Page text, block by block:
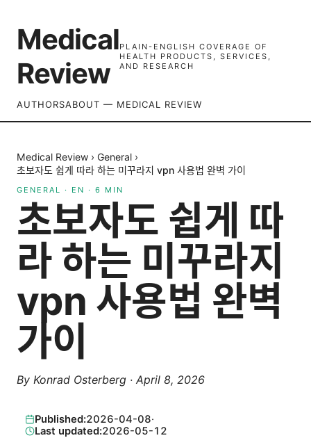
Medical
Review
PLAIN-ENGLISH COVERAGE OF
HEALTH PRODUCTS, SERVICES,
AND RESEARCH
AUTHORSABOUT — MEDICAL REVIEW
Medical Review › General ›
초보자도 쉽게 따라 하는 미꾸라지 vpn 사용법 완벽 가이
GENERAL · EN · 6 MIN
초보자도 쉽게 따
라 하는 미꾸라지
vpn 사용법 완벽
가이
By Konrad Osterberg · April 8, 2026
Published:2026-04-08·
Last updated:2026-05-12